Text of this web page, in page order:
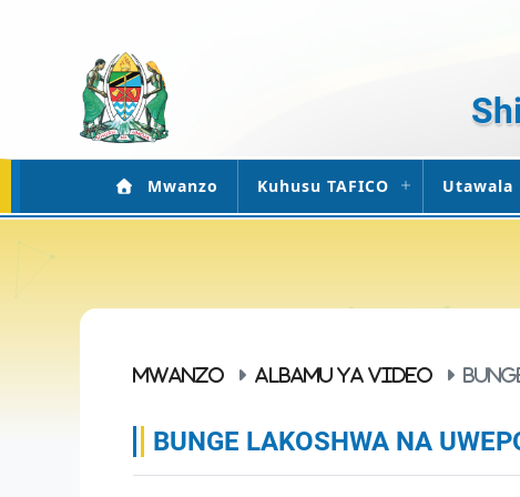
Mwanzo Kuhusu TAFICO Utawala
MWANZO ALBAMU YA VIDEO
BUNGE LAKOSHWA NA